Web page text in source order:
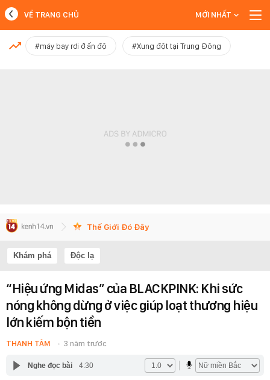
MỚI NHẤT
VỀ TRANG CHỦ MỚI NHẤT
#máy bay rơi ở ấn độ #Xung đột tại Trung Đông
Thế Giới Đó Đây
Khám phá Độc lạ
“Hiệu ứng Midas” của BLACKPINK: Khi sức
nóng không dừng ở việc giúp loạt thương hiệu
lớn kiếm bộn tiền
THANH TÂM 3 năm trước
Nghe đọc bài 4:30